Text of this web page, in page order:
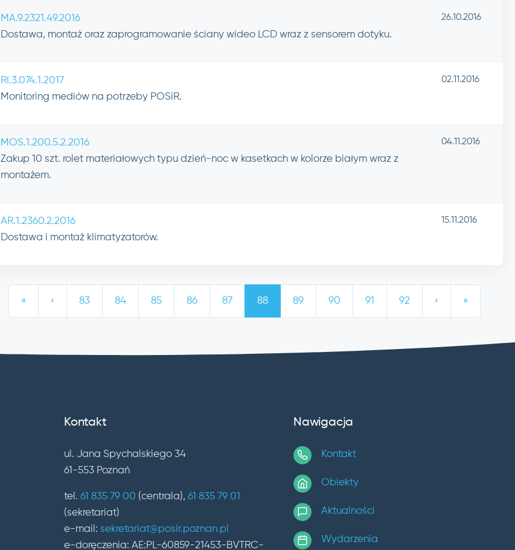
MA.9.2321.49.2016
Dostawa, montaż oraz zaprogramowanie ściany wideo LCD wraz z sensorem dotyku.
26.10.2016
RI.3.074.1.2017
Monitoring mediów na potrzeby POSiR.
02.11.2016
MOS.1.200.5.2.2016
Zakup 10 szt. rolet materiałowych typu dzień-noc w kasetkach w kolorze białym wraz z
montażem.
04.11.2016
AR.1.2360.2.2016
Dostawa i montaż klimatyzatorów.
15.11.2016
« ‹ 83 84 85 86 87 88 89 90 91 92 › »
Kontakt
ul. Jana Spychalskiego 34
61-553 Poznań
tel. 61 835 79 00 (centrala), 61 835 79 01
(sekretariat)
e-mail: sekretariat@posir.poznan.pl
e-doręczenia: AE:PL-60859-21453-BVTRC-
Nawigacja
Kontakt
Obiekty
Aktualności
Wydarzenia